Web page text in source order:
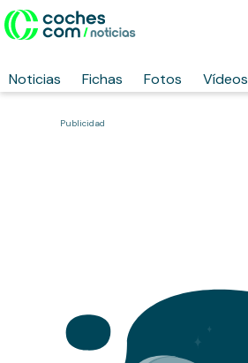
Noticias Fichas Fotos Vídeos
Publicidad